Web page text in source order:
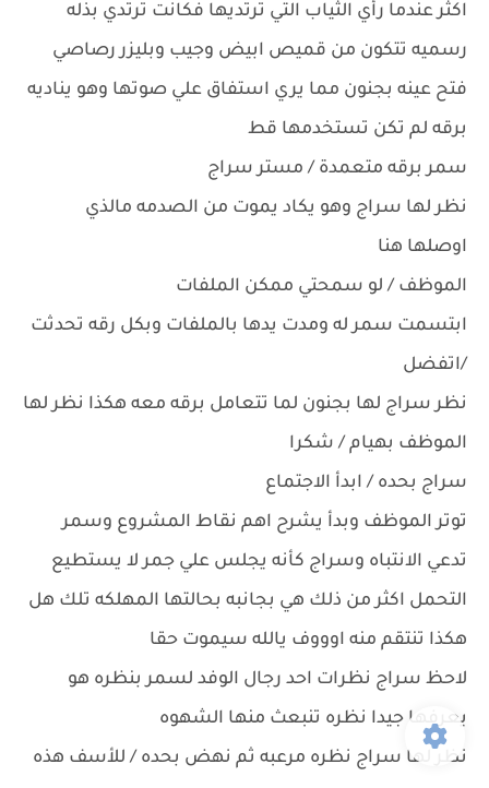
اكثر عندما رأي الثياب التي ترتديها فكانت ترتدي بذله
رسميه تتكون من قميص ابيض وجيب وبليزر رصاصي
فتح عينه بجنون مما يري استفاق علي صوتها وهو يناديه
برقه لم تكن تستخدمها قط
سمر برقه متعمدة / مستر سراج
نظر لها سراج وهو يكاد يموت من الصدمه مالذي
اوصلها هنا
الموظف / لو سمحتي ممكن الملفات
ابتسمت سمر له ومدت يدها بالملفات وبكل رقه تحدثت
/اتفضل
نظر سراج لها بجنون لما تتعامل برقه معه هكذا نظر لها
الموظف بهيام / شكرا
سراج بحده / ابدأ الاجتماع
توتر الموظف وبدأ يشرح اهم نقاط المشروع وسمر
تدعي الانتباه وسراج كأنه يجلس علي جمر لا يستطيع
التحمل اكثر من ذلك هي بجانبه بحالتها المهلكه تلك هل
هكذا تنتقم منه اوووف يالله سيموت حقا
لاحظ سراج نظرات احد رجال الوفد لسمر بنظره هو
يعرفها جيدا نظره تنبعث منها الشهوه
نظر لها سراج نظره مرعبه ثم نهض بحده / للأسف هذه